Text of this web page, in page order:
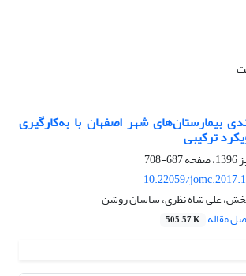
بیمارستان‌های شهر اصفهان با به‌کارگیری
ترکیبی
687-708
10.22059/
علی شاه نظری، ساسان روشن
مقاله 505.57 K